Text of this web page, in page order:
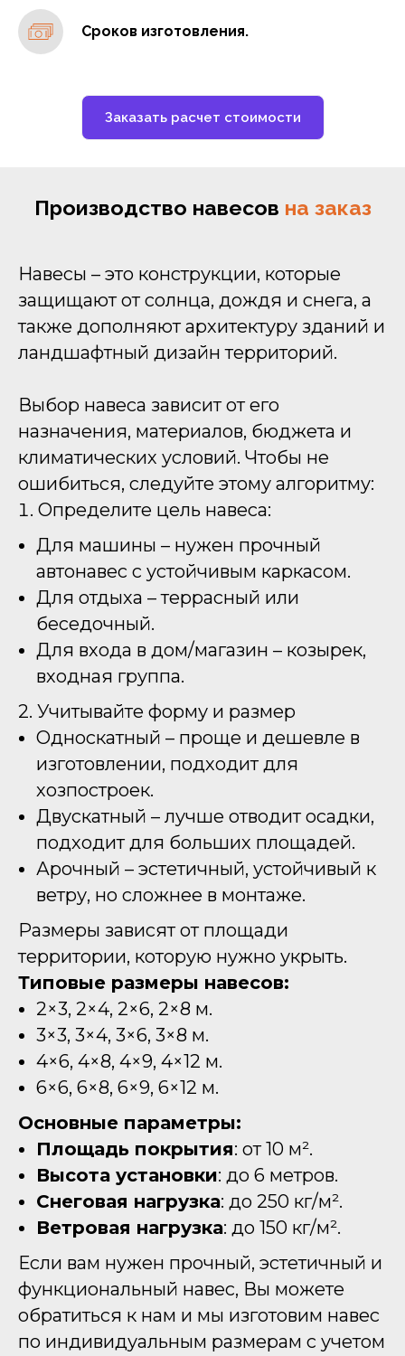
Сроков изготовления.
Заказать расчет стоимости
Производство навесов на заказ
Навесы – это конструкции, которые
защищают от солнца, дождя и снега, а
также дополняют архитектуру зданий и
ландшафтный дизайн территорий.
Выбор навеса зависит от его
назначения, материалов, бюджета и
климатических условий. Чтобы не
ошибиться, следуйте этому алгоритму:
Определите цель навеса:
Для машины – нужен прочный
автонавес с устойчивым каркасом.
Для отдыха – террасный или
беседочный.
Для входа в дом/магазин – козырек,
входная группа.
2. Учитывайте форму и размер
Односкатный – проще и дешевле в
изготовлении, подходит для
хозпостроек.
Двускатный – лучше отводит осадки,
подходит для больших площадей.
Арочный – эстетичный, устойчивый к
ветру, но сложнее в монтаже.
Размеры зависят от площади
территории, которую нужно укрыть.
Типовые размеры навесов:
2×3, 2×4, 2×6, 2×8 м.
3×3, 3×4, 3×6, 3×8 м.
4×6, 4×8, 4×9, 4×12 м.
6×6, 6×8, 6×9, 6×12 м.
Основные параметры:
Площадь покрытия: от 10 м².
Высота установки: до 6 метров.
Снеговая нагрузка: до 250 кг/м².
Ветровая нагрузка: до 150 кг/м².
Если вам нужен прочный, эстетичный и
функциональный навес, Вы можете
обратиться к нам и мы изготовим навес
по индивидуальным размерам с учетом